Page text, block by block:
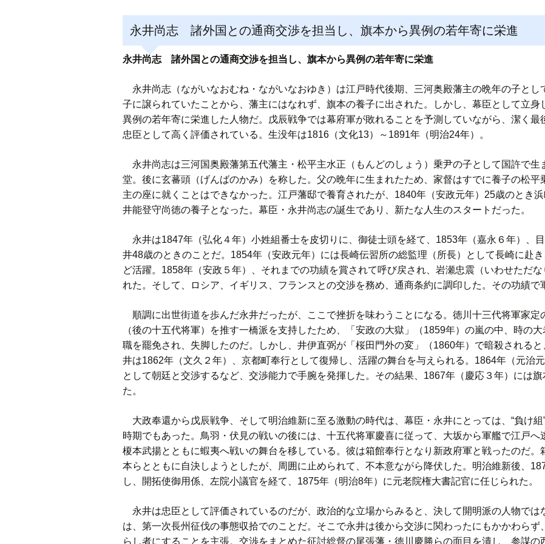
永井尚志 諸外国との通商交渉を担当し、旗本から異例の若年寄に栄進
永井尚志 諸外国との通商交渉を担当し、旗本から異例の若年寄に栄進
永井尚志（ながいなおむね・ながいなおゆき）は江戸時代後期、三河奥殿藩主の晩年の子とし
子に譲られていたことから、藩主にはなれず、旗本の養子に出された。しかし、幕臣として立身
異例の若年寄に栄進した人物だ。戊辰戦争では幕府軍が敗れることを予測していながら、潔く最
忠臣として高く評価されている。生没年は1816（文化13）～1891年（明治24年）。
永井尚志は三河国奥殿藩第五代藩主・松平主水正（もんどのしょう）乗尹の子として国許で生
堂。後に玄蕃頭（げんばのかみ）を称した。父の晩年に生まれたため、家督はすでに養子の松
主の座に就くことはできなかった。江戸藩邸で養育されたが、1840年（安政元年）25歳のとき
井能登守尚徳の養子となった。幕臣・永井尚志の誕生であり、新たな人生のスタートだった。
永井は1847年（弘化４年）小姓組番士を皮切りに、御徒士頭を経て、1853年（嘉永６年）、
井48歳のときのことだ。1854年（安政元年）には長崎伝習所の総監理（所長）として長崎に赴
ど活躍。1858年（安政５年）、それまでの功績を賞されて呼び戻され、岩瀬忠震（いわせただ
れた。そして、ロシア、イギリス、フランスとの交渉を務め、通商条約に調印した。その功績で
順調に出世街道を歩んだ永井だったが、ここで挫折を味わうことになる。徳川十三代将軍家定
（後の十五代将軍）を推す一橋派を支持したため、「安政の大獄」（1859年）の嵐の中、時の
職を罷免され、失脚したのだ。しかし、井伊直弼が「桜田門外の変」（1860年）で暗殺される
井は1862年（文久２年）、京都町奉行として復帰し、活躍の舞台を与えられる。1864年（元治
として朝廷と交渉するなど、交渉能力で手腕を発揮した。その結果、1867年（慶応３年）には
た。
大政奉還から戊辰戦争、そして明治維新に至る激動の時代は、幕臣・永井にとっては、“負け
時期でもあった。鳥羽・伏見の戦いの後には、十五代将軍慶喜に従って、大坂から軍艦で江戸へ
榎本武揚とともに蝦夷へ戦いの舞台を移している。彼は箱館奉行となり新政府軍と戦ったのだ。
本らとともに自決しようとしたが、周囲に止められて、不本意ながら降伏した。明治維新後、
し、開拓使御用係、左院小議官を経て、1875年（明治8年）に元老院権大書記官に任じられた。
永井は忠臣として評価されているのだが、政治的な立場からみると、決して開明派の人物では
は、第一次長州征伐の事態収拾でのことだ。そこで永井は後から交渉に関わったにもかかわらず
らし者にすることを主張。交渉をまとめた征討総督の尾張藩・徳川慶勝らの面目を潰し、参謀の